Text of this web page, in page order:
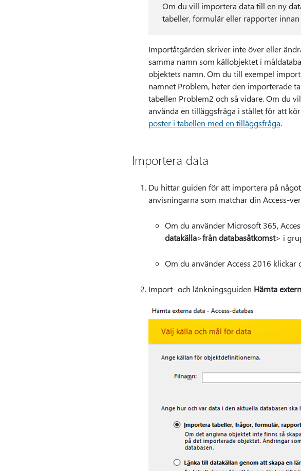
Om du vill importera data till en ny
tabeller, formulär eller rapporter
Importåtgärden skriver inte över eller
samma namn som källobjektet i
objektets namn. Om du till exempel
namnet Problem, heter den importerade
tabellen Problem2 och så vidare. Om du
använda en tilläggsfråga i stället för att
poster i tabellen med en tilläggsfråga.
Importera data
Du hittar guiden för att importera på
anvisningarna som matchar din Access-
Om du använder Microsoft 365,
datakälla>från databasåtkomst> i
Om du använder Access 2016 klickar
Import- och länkningsguiden Hämta